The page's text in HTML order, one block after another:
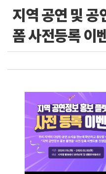
지역 공연 및 공
폼 사전등록 이